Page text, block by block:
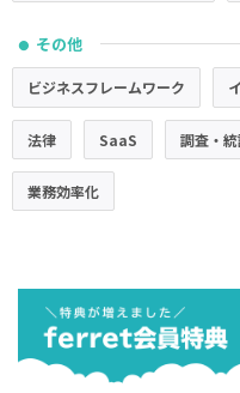
● その他
ビジネスフレームワーク
法律 SaaS 調査・
業務効率化